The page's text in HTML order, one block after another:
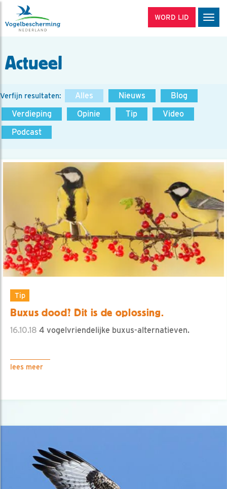
WORD LID
Actueel
Verfijn resultaten: Alles Nieuws
Blog
Verdieping
Opinie Tip
Video
Podcast
Tip
Buxus dood? Dit is de oplossing.
16.10.18 4 vogelvriendelijke buxus-alternatieven.
lees meer